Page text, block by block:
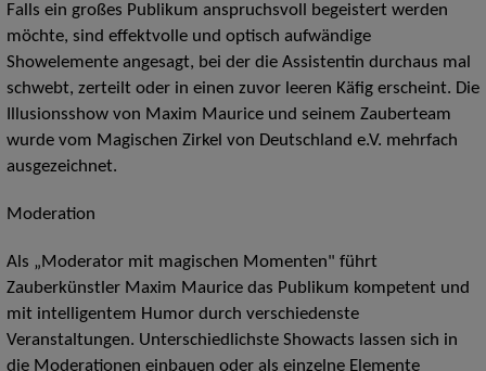
Falls ein großes Publikum anspruchsvoll begeistert werden
möchte, sind effektvolle und optisch aufwändige
Showelemente angesagt, bei der die Assistentin durchaus mal
schwebt, zerteilt oder in einen zuvor leeren Käfig erscheint. Die
Illusionsshow von Maxim Maurice und seinem Zauberteam
wurde vom Magischen Zirkel von Deutschland e.V. mehrfach
ausgezeichnet.
Moderation
Als „Moderator mit magischen Momenten" führt
Zauberkünstler Maxim Maurice das Publikum kompetent und
mit intelligentem Humor durch verschiedenste
Veranstaltungen. Unterschiedlichste Showacts lassen sich in
die Moderationen einbauen oder als einzelne Elemente